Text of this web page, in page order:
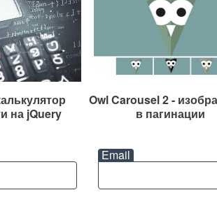
на jQuery
Owl Carousel 2 -
в пагинации
Email